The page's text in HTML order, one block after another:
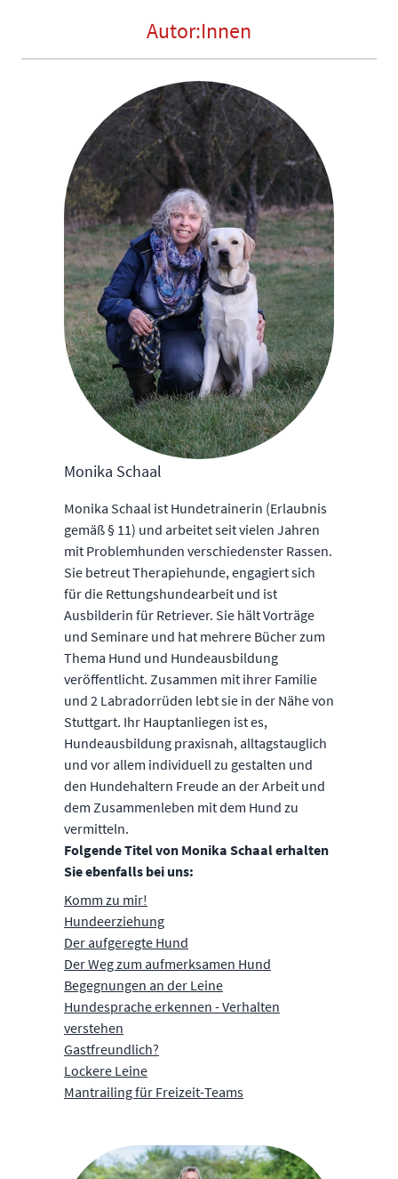
Autor:Innen
Monika Schaal
Monika Schaal ist Hundetrainerin (Erlaubnis
gemäß § 11) und arbeitet seit vielen Jahren
mit Problemhunden verschiedenster Rassen.
Sie betreut Therapiehunde, engagiert sich
für die Rettungshundearbeit und ist
Ausbilderin für Retriever. Sie hält Vorträge
und Seminare und hat mehrere Bücher zum
Thema Hund und Hundeausbildung
veröffentlicht. Zusammen mit ihrer Familie
und 2 Labradorrüden lebt sie in der Nähe von
Stuttgart. Ihr Hauptanliegen ist es,
Hundeausbildung praxisnah, alltagstauglich
und vor allem individuell zu gestalten und
den Hundehaltern Freude an der Arbeit und
dem Zusammenleben mit dem Hund zu
vermitteln.
Folgende Titel von Monika Schaal erhalten
Sie ebenfalls bei uns:
Komm zu mir!
Hundeerziehung
Der aufgeregte Hund
Der Weg zum aufmerksamen Hund
Begegnungen an der Leine
Hundesprache erkennen - Verhalten
verstehen
Gastfreundlich?
Lockere Leine
Mantrailing für Freizeit-Teams